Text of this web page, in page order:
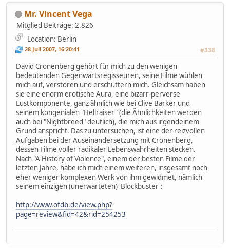
Mr. Vincent Vega
Mitglied Beiträge: 2.826
Location: Berlin
28 Juli 2007, 16:20:41 #338
David Cronenberg gehört für mich zu den wenigen
bedeutenden Gegenwartsregisseuren, seine Filme wühlen
mich auf, verstören und erschüttern mich. Gleichsam haben
sie eine enorm erotische Aura, eine bizarr-perverse
Lustkomponente, ganz ähnlich wie bei Clive Barker und
seinem kongenialen "Hellraiser" (die Ähnlichkeiten werden
auch bei "Nightbreed" deutlich), die mich aus irgendeinem
Grund anspricht. Das zu untersuchen, ist eine der reizvollen
Aufgaben bei der Auseinandersetzung mit Cronenberg,
dessen Filme voller radikaler Lebenswahrheiten stecken.
Nach "A History of Violence", einem der besten Filme der
letzten Jahre, habe ich mich einem weiteren, insgesamt noch
eher weniger komplexen Werk von ihm gewidmet, nämlich
seinem einzigen (unerwarteten) 'Blockbuster':
http://www.ofdb.de/view.php?
page=review&fid=42&rid=254253